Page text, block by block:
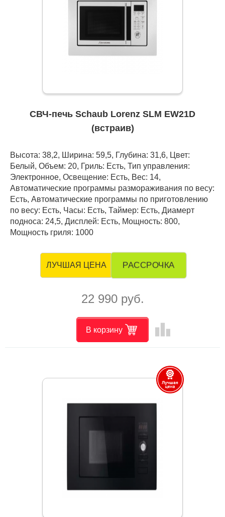
СВЧ-печь Schaub Lorenz SLM EW21D
(встраив)
Высота: 38,2, Ширина: 59,5, Глубина: 31,6, Цвет:
Белый, Объем: 20, Гриль: Есть, Тип управления:
Электронное, Освещение: Есть, Вес: 14,
Автоматические программы размораживания по весу:
Есть, Автоматические программы по приготовлению
по весу: Есть, Часы: Есть, Таймер: Есть, Диамерт
подноса: 24,5, Дисплей: Есть, Мощность: 800,
Мощность гриля: 1000
ЛУЧШАЯ ЦЕНА РАССРОЧКА
22 990 руб.
В корзину leaderboard